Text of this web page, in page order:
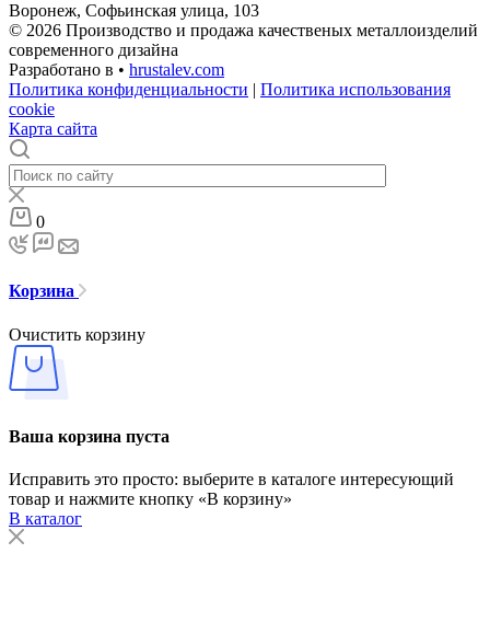
Воронеж, Софьинская улица, 103
© 2026 Производство и продажа качественых металлоизделий
современного дизайна
Разработано в • hrustalev.com
Политика конфиденциальности | Политика использования
cookie
Карта сайта
0
Корзина
Очистить корзину
Ваша корзина пуста
Исправить это просто: выберите в каталоге интересующий
товар и нажмите кнопку «В корзину»
В каталог